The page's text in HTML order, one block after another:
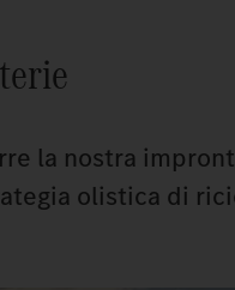
la nostra
olistica di